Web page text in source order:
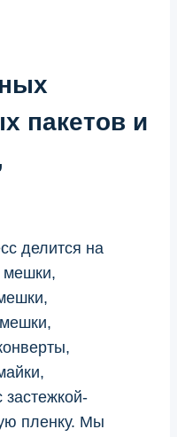
пакетов и
делится на
мешки,
пленку. Мы